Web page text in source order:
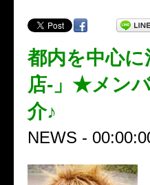
都内を中心
店-」★メン
介♪
NEWS -